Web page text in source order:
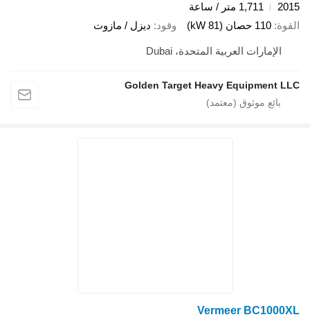
1,711 متر / ساعة
110 حصان (81 kW) وقود ديزل / مازوت
الإمارات العربية المتحدة، Dubai
Golden Target Heavy Equipment
Vermeer